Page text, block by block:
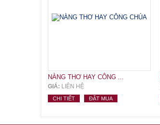
NÀNG THƠ HAY CÔNG ...
GIÁ: LIÊN HỆ
CHI TIẾT ĐẶT MUA